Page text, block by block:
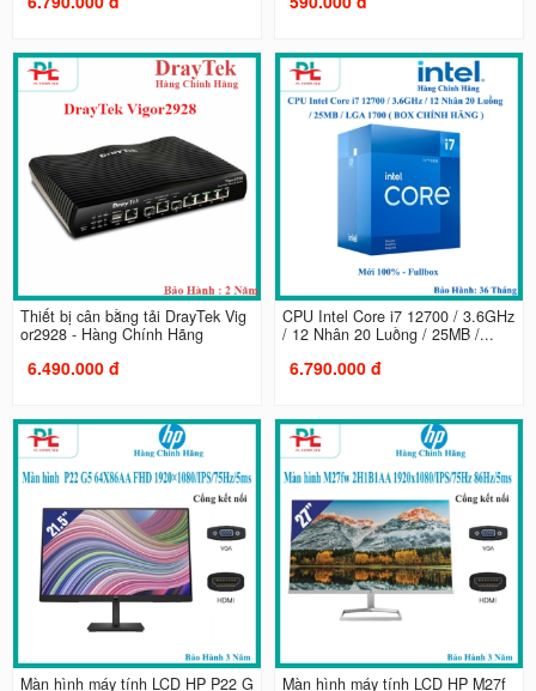
Thiết bị cân bằng tải DrayTek Vig
or2928 - Hàng Chính Hãng
6.490.000 đ
CPU Intel Core i7 12700 / 3.6GHz
/ 12 Nhân 20 Luồng / 25MB /...
6.790.000 đ
Màn hình máy tính LCD HP P22 G
Màn hình máy tính LCD HP M27f